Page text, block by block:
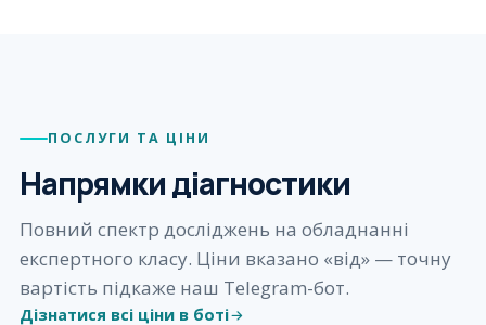
ПОСЛУГИ ТА ЦІНИ
Напрямки діагностики
Повний спектр досліджень на обладнанні
експертного класу. Ціни вказано «від» — точну
вартість підкаже наш Telegram-бот.
Дізнатися всі ціни в боті